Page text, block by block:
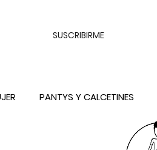
SUSCRIBIRME
PANTYS Y CALCETINES